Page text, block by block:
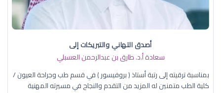
أصدق التهاني والتبريكات إلى
سعادة أ.د. ​طارق بن عبدالرحمن العسبلي
بمناسبة ترقيته إلى رتبة أستاذ ( بروفيسور ) في قسم طب وجراحة العيون /
كلية الطب متمنين له المزيد من التقدم والنجاح في مسيرته المهنية